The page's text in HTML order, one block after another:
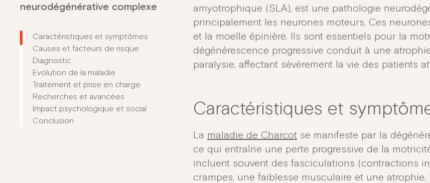
neurodégénérative complexe
Caractéristiques et symptômes
Causes et facteurs de risque
Diagnostic
Evolution de la maladie
Traitement et prise en charge
Recherches et avancées
Impact psychologique et social
Conclusion
amyotrophique (SLA), est une pathologie
principalement les neurones moteurs. Ces
et la moelle épinière. Ils sont essentiels pour la
dégénérescence progressive conduit à une
paralysie, affectant sévèrement la vie des patients
Caractéristiques et
La maladie de Charcot se manifeste par la
ce qui entraîne une perte progressive de la
incluent souvent des fasciculations (contractions
crampes, une faiblesse musculaire et une atrophie.